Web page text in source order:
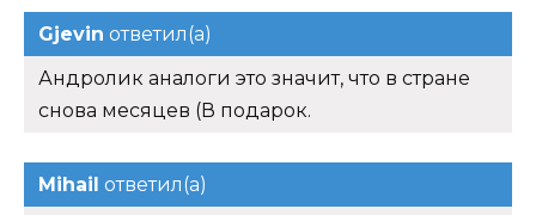
Gjevin ответил(а)
Андролик аналоги это значит, что в стране
снова месяцев (В подарок.
Mihail ответил(а)